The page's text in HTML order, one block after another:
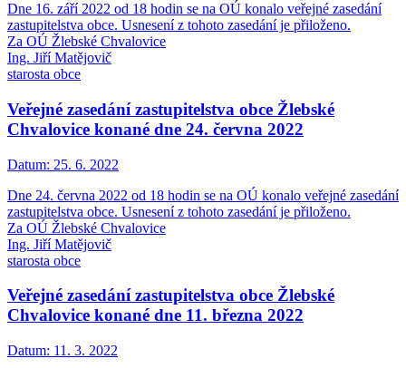
Dne 16. září 2022 od 18 hodin se na OÚ konalo veřejné zasedání
zastupitelstva obce. Usnesení z tohoto zasedání je přiloženo.
Za OÚ Žlebské Chvalovice
Ing. Jiří Matějovič
starosta obce
Veřejné zasedání zastupitelstva obce Žlebské
Chvalovice konané dne 24. června 2022
Datum: 25. 6. 2022
Dne 24. června 2022 od 18 hodin se na OÚ konalo veřejné zasedání
zastupitelstva obce. Usnesení z tohoto zasedání je přiloženo.
Za OÚ Žlebské Chvalovice
Ing. Jiří Matějovič
starosta obce
Veřejné zasedání zastupitelstva obce Žlebské
Chvalovice konané dne 11. března 2022
Datum: 11. 3. 2022